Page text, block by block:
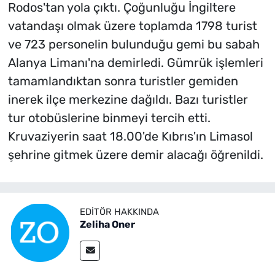
Rodos'tan yola çıktı. Çoğunluğu İngiltere
vatandaşı olmak üzere toplamda 1798 turist
ve 723 personelin bulunduğu gemi bu sabah
Alanya Limanı'na demirledi. Gümrük işlemleri
tamamlandıktan sonra turistler gemiden
inerek ilçe merkezine dağıldı. Bazı turistler
tur otobüslerine binmeyi tercih etti.
Kruvaziyerin saat 18.00'de Kıbrıs'ın Limasol
şehrine gitmek üzere demir alacağı öğrenildi.
EDITÖR HAKKINDA
Zeliha Oner